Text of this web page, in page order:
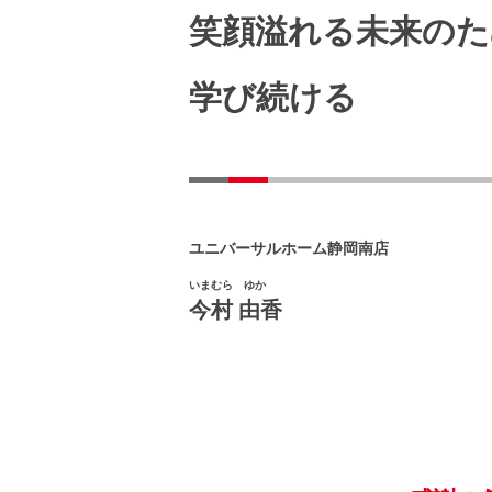
笑顔溢れる未来の
学び続ける
ユニバーサルホーム静岡南店
いまむら ゆか
今村 由香